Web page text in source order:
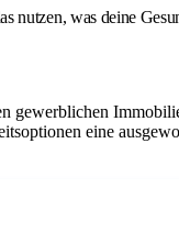
nutzen, was deine
gewerblichen
eine